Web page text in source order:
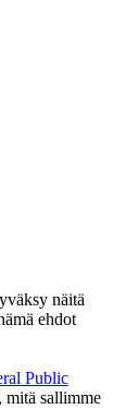
näitä
ehdot
Public
mitä sallimme